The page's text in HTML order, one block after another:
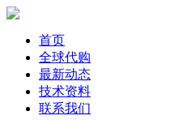
首页
全球代购
最新动态
技术资料
联系我们